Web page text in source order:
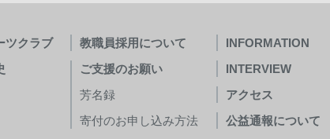
ツクラブ
教職員採用について
ご支援のお願い
芳名録
寄付のお申し込み方法
INFORMATION
INTERVIEW
アクセス
公益通報について